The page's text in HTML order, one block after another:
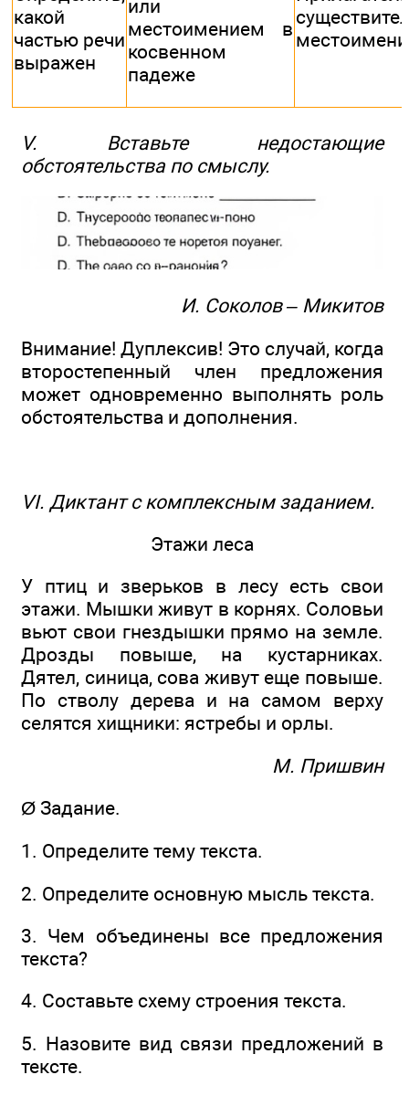
какой
частью речи
выражен
или
местоимением в
косвенном
падеже
V. Вставьте недостающие
обстоятельства по смыслу.
И. Соколов – Микитов
Внимание! Дуплексив! Это случай, когда
второстепенный член предложения
может одновременно выполнять роль
обстоятельства и дополнения.
VI. Диктант с комплексным заданием.
Этажи леса
У птиц и зверьков в лесу есть свои
этажи. Мышки живут в корнях. Соловьи
вьют свои гнездышки прямо на земле.
Дрозды повыше, на кустарниках.
Дятел, синица, сова живут еще повыше.
По стволу дерева и на самом верху
селятся хищники: ястребы и орлы.
М. Пришвин
Ø Задание.
1. Определите тему текста.
2. Определите основную мысль текста.
3. Чем объединены все предложения
текста?
4. Составьте схему строения текста.
5. Назовите вид связи предложений в
тексте.